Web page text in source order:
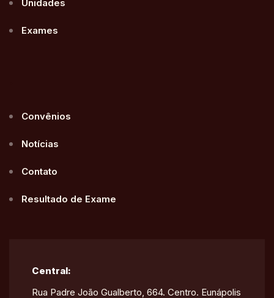
Unidades
Exames
Convênios
Notícias
Contato
Resultado de Exame
Central:
Rua Padre João Gualberto, 664. Centro. Eunápolis